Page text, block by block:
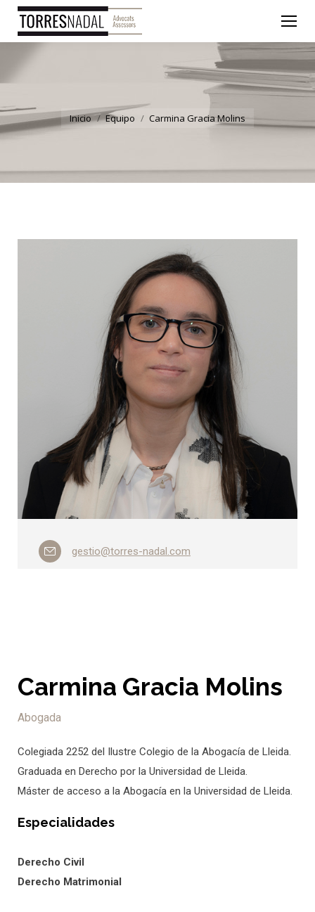
You are here:
Inicio
Equipo Carmina Gracia Molins
gestio@torres-nadal.com
Carmina Gracia Molins
Abogada
Colegiada 2252 del Ilustre Colegio de la Abogacía de Lleida.
Graduada en Derecho por la Universidad de Lleida.
Máster de acceso a la Abogacía en la Universidad de Lleida.
Especialidades
Derecho Civil
Derecho Matrimonial